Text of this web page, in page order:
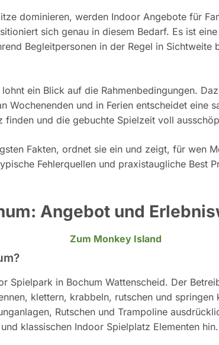
dominieren, werden Indoor Angebote für
sich genau in diesem Bedarf. Es ist
Begleitpersonen in der Regel in Sichtweite
ein Blick auf die Rahmenbedingungen.
Wochenenden und in Ferien entscheidet eine
finden und die gebuchte Spielzeit voll
Fakten, ordnet sie ein und zeigt, für wen
Fehlerquellen und praxistaugliche Best
Angebot und
Zum Monkey Island
Spielpark in Bochum Wattenscheid. Der
klettern, krabbeln, rutschen und
Rutschen und Trampoline
klassischen Indoor Spielplatz Elementen hin.